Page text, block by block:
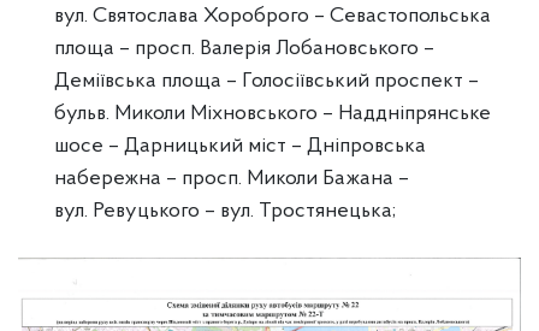
вул. Святослава Хороброго – Севастопольська
площа – просп. Валерія Лобановського –
Деміївська площа – Голосіївський проспект –
бульв. Миколи Міхновського – Наддніпрянське
шосе – Дарницький міст – Дніпровська
набережна – просп. Миколи Бажана –
вул. Ревуцького – вул. Тростянецька;